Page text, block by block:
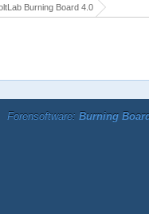
Burning Board 4.0
Forensoftware: Burning